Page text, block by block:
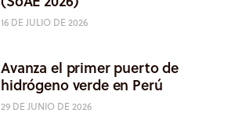
16 DE JULIO DE 2026
Avanza el primer puerto de
hidrógeno verde en Perú
29 DE JUNIO DE 2026